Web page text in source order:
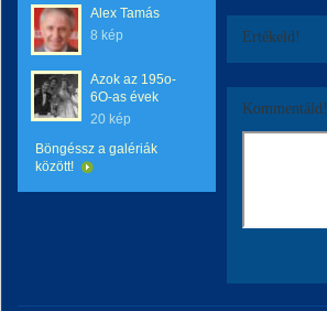
Alex Tamás
8 kép
Azok az 195o-
6O-as évek
20 kép
Böngéssz a galériák
között!
Értékeld!
Kommentáld!